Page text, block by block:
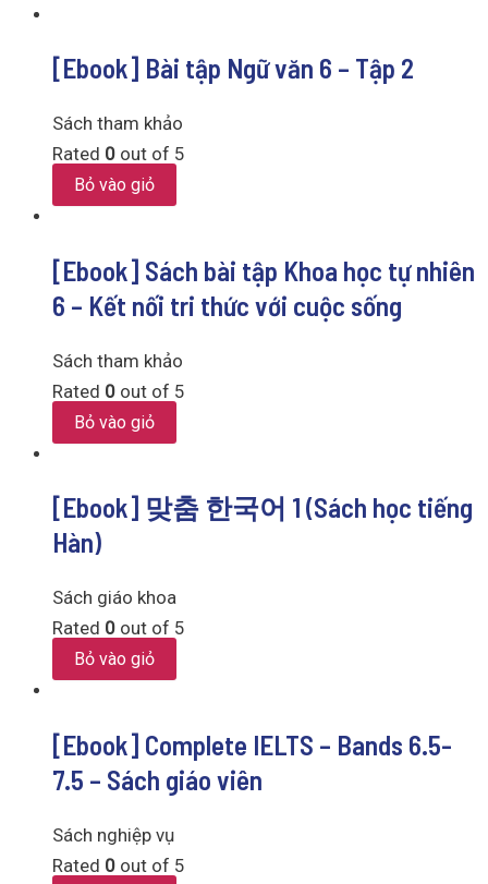
[Ebook] Bài tập Ngữ văn 6 – Tập 2
Sách tham khảo
Rated 0 out of 5
Bỏ vào giỏ
[Ebook] Sách bài tập Khoa học tự nhiên
6 – Kết nối tri thức với cuộc sống
Sách tham khảo
Rated 0 out of 5
Bỏ vào giỏ
[Ebook] 맞춤 한국어 1 (Sách học tiếng
Hàn)
Sách giáo khoa
Rated 0 out of 5
Bỏ vào giỏ
[Ebook] Complete IELTS – Bands 6.5-
7.5 – Sách giáo viên
Sách nghiệp vụ
Rated 0 out of 5